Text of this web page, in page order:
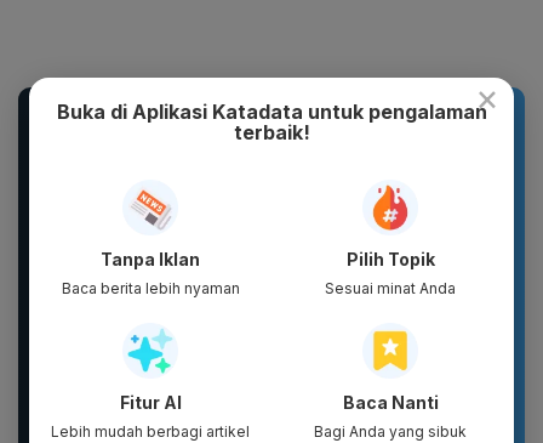
Rekomendasi Produk
Basic Package -
Puragen hybrid-XT ( 5
ITEM ) - DAVIENA
SKINCARE
Complete Package -
Puragen hybright-XT ( 7
ITEM ) - DAVIENA
SKINCARE
×
Buka di Aplikasi Katadata untuk pengalaman
terbaik!
Tanpa Iklan
Baca berita lebih nyaman
Pilih Topik
Sesuai minat Anda
Fitur AI
Lebih mudah berbagi artikel
Baca Nanti
Bagi Anda yang sibuk